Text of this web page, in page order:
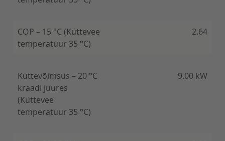
COP – 15 °C (Küttevee
temperatuur 35 °C)
2.64
Küttevõimsus – 20 °C
kraadi juures
(Küttevee
temperatuur 35 °C)
9.00 kW